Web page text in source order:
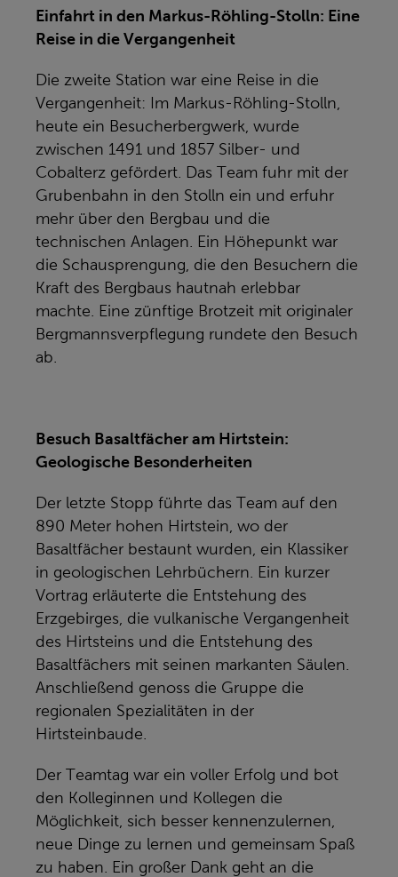
Einfahrt in den Markus-Röhling-Stolln: Eine
Reise in die Vergangenheit
Die zweite Station war eine Reise in die
Vergangenheit: Im Markus-Röhling-Stolln,
heute ein Besucherbergwerk, wurde
zwischen 1491 und 1857 Silber- und
Cobalterz gefördert. Das Team fuhr mit der
Grubenbahn in den Stolln ein und erfuhr
mehr über den Bergbau und die
technischen Anlagen. Ein Höhepunkt war
die Schausprengung, die den Besuchern die
Kraft des Bergbaus hautnah erlebbar
machte. Eine zünftige Brotzeit mit originaler
Bergmannsverpflegung rundete den Besuch
ab.
Besuch Basaltfächer am Hirtstein:
Geologische Besonderheiten
Der letzte Stopp führte das Team auf den
890 Meter hohen Hirtstein, wo der
Basaltfächer bestaunt wurden, ein Klassiker
in geologischen Lehrbüchern. Ein kurzer
Vortrag erläuterte die Entstehung des
Erzgebirges, die vulkanische Vergangenheit
des Hirtsteins und die Entstehung des
Basaltfächers mit seinen markanten Säulen.
Anschließend genoss die Gruppe die
regionalen Spezialitäten in der
Hirtsteinbaude.
Der Teamtag war ein voller Erfolg und bot
den Kolleginnen und Kollegen die
Möglichkeit, sich besser kennenzulernen,
neue Dinge zu lernen und gemeinsam Spaß
zu haben. Ein großer Dank geht an die